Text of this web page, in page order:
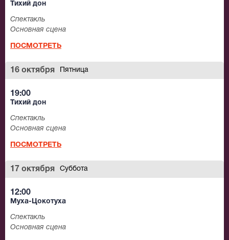
Тихий дон
Спектакль
Основная сцена
ПОСМОТРЕТЬ
16 октября Пятница
19:00
Тихий дон
Спектакль
Основная сцена
ПОСМОТРЕТЬ
17 октября Суббота
12:00
Муха-Цокотуха
Спектакль
Основная сцена